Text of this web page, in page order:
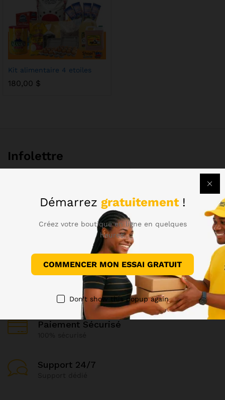
Kit alimentaire 4 etoiles
180,00 $
Infolettre
Abonnez-vous pour recevoir des informations sur les
Livraison Gratuite
pour toutes les commandes de plus de 99 $
Retour sous 30 jours
si les produits ont des problèmes
Paiement Sécurisé
Support 24/7
Démarrez gratuitement !
Créez votre boutique en ligne en quelques
heures.
COMMENCER MON ESSAI GRATUIT
Don't show this popup again